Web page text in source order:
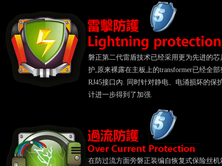
磐正第二代雷盾技术已经采用更为先进的芯
护,原来裸露在主板上的transformer已经全部
RJ45接口內. 同时针对静电、电涌损坏的保
计进一步得到了加强.
在防过流方面旁磐正装编自恢复式保险丝机